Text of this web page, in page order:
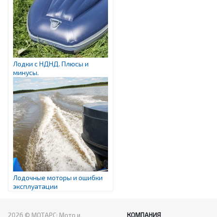
Лодки с НДНД. Плюсы и
минусы.
Лодочные моторы и ошибки
эксплуатации
2026 © МОТАРС: Мото и КОМПАНИЯ